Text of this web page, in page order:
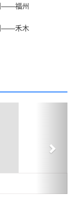
——福州
——禾木